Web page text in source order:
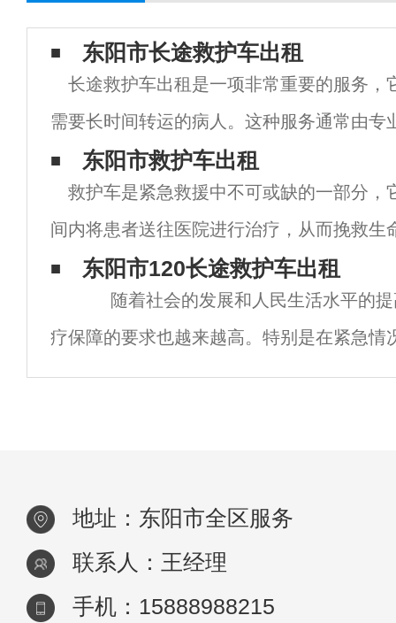
东阳市长途救护车出租
长途救护车出租是一项非常重要的服务，
需要长时间转运的病人。这种服务通常由专
提供，这些公司通常具有高度训练的医疗人
疗设备。 长途救护车出租服务对于那些需
东阳市救护车出租
救护车是紧急救援中不可或缺的一部分，
间内将患者送往医院进行治疗，从而挽救生
些地区，救护车的数量有限，导致很多患者
治。为了解决这一问题，一些城市开始出现
东阳市120长途救护车出租
随着社会的发展和人民生活水平的提
疗保障的要求也越来越高。特别是在紧急情
救治是至
地址：东阳市全区服务
联系人：王经理
手机：15888988215